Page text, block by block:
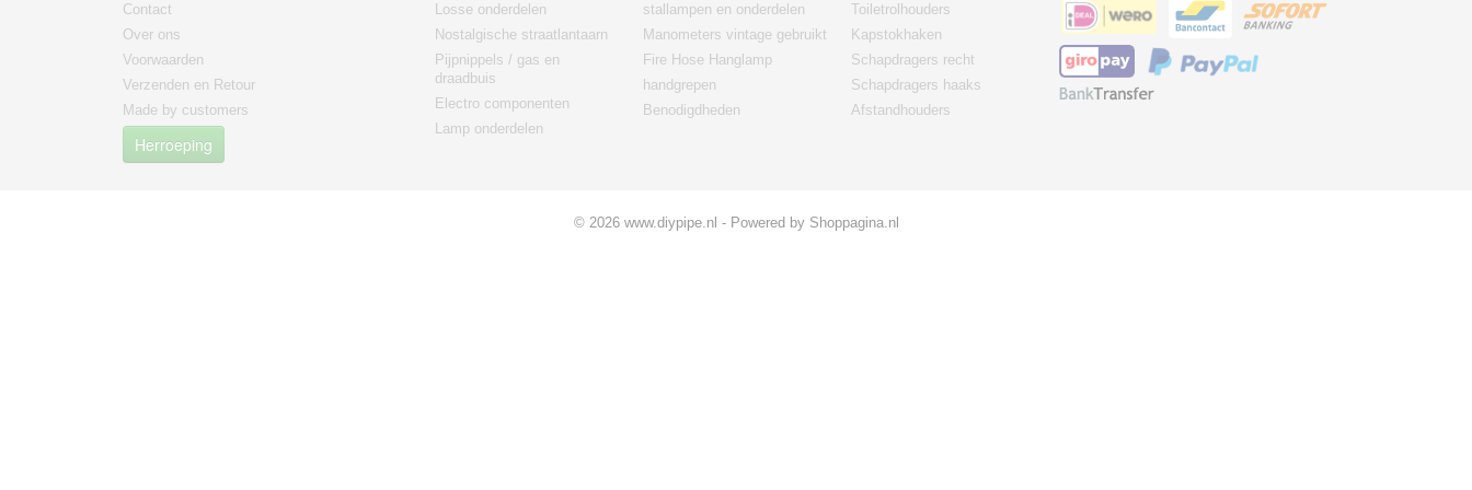
Contact
Over ons
Voorwaarden
Verzenden en Retour
Made by customers
Herroeping
Losse onderdelen
Nostalgische straatlantaarn
Pijpnippels / gas en
draadbuis
Electro componenten
Lamp onderdelen
stallampen en onderdelen
Manometers vintage gebruikt
Fire Hose Hanglamp
handgrepen
Benodigdheden
Toiletrolhouders
Kapstokhaken
Schapdragers recht
Schapdragers haaks
Afstandhouders
© 2026 www.diypipe.nl - Powered by Shoppagina.nl